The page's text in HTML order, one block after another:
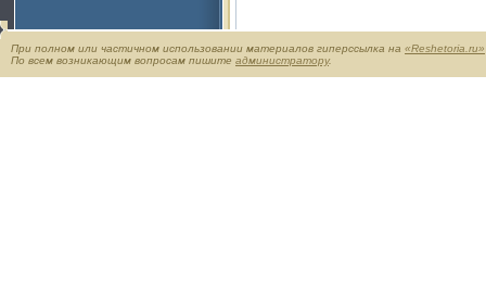
При полном или частичном использовании материалов гиперссылка на «Reshetoria.ru»
По всем возникающим вопросам пишите администратору.